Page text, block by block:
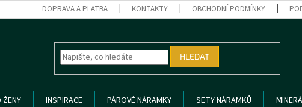
DOPRAVA A PLATBA KONTAKTY OBCHODNÍ PODMÍNKY
HLEDAT
ŽENY INSPIRACE PÁROVÉ NÁRAMKY SETY NÁRAMKŮ